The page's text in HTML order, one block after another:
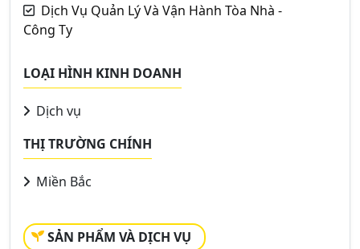
Dịch Vụ Quản Lý Và Vận Hành Tòa Nhà -
Công Ty
LOẠI HÌNH KINH DOANH
Dịch vụ
THỊ TRƯỜNG CHÍNH
Miền Bắc
SẢN PHẨM VÀ DỊCH VỤ